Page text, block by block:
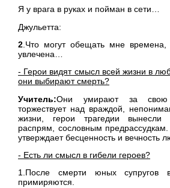
Я у врага в руках и пойман в сети…
Джульетта:
2 .Что могут обещать мне времена,
увлечена…
- Герои видят смысл всей жизни в
они выбирают смерть?
Учитель:Они умирают за свою
торжествует над враждой,
жизни, герои трагедии вынесли
распрям, сословным
утверждает бесценность и вечность
- Есть ли смысл в гибели героев?
1.После смерти юных супругов
примиряются.